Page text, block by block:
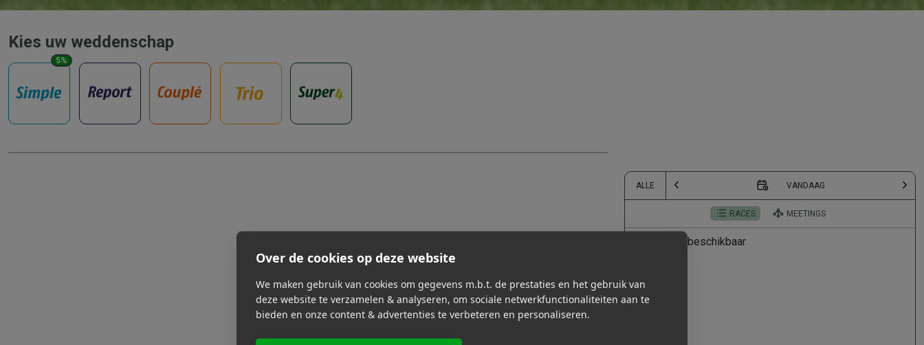
Kies uw weddenschap
5%
ALLE VANDAAG
RACES MEETINGS
races beschikbaar
Over de cookies op deze website
We maken gebruik van cookies om gegevens m.b.t. de prestaties en het gebruik van
deze website te verzamelen & analyseren, om sociale netwerkfunctionaliteiten aan te
bieden en onze content & advertenties te verbeteren en personaliseren.